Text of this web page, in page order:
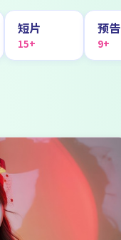
短片
15+
预告
9+